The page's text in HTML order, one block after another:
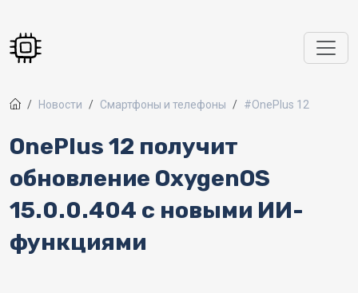
Новости Смартфоны и телефоны #OnePlus 12
OnePlus 12 получит
обновление OxygenOS
15.0.0.404 с новыми ИИ-
функциями